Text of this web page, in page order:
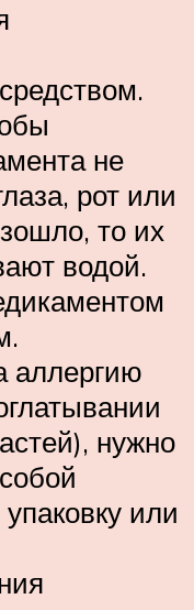
не
рот или
то их
водой.
аллергию
нужно
или